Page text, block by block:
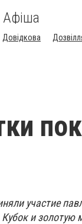
Афіша
Довідкова
участие
и золотую